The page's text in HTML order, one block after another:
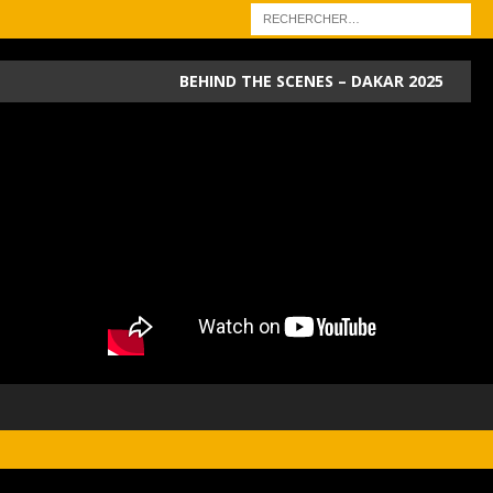
BEHIND THE SCENES – DAKAR 2025